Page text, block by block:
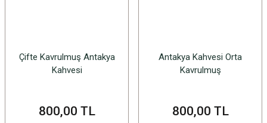
Çifte Kavrulmuş Antakya
Kahvesi
800,00 TL
Antakya Kahvesi Orta
Kavrulmuş
800,00 TL